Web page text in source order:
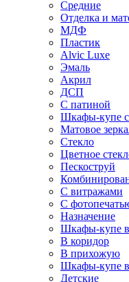
Средние
Отделка и
МДФ
Пластик
Alvic Luxe
Эмаль
Акрил
ДСП
С патиной
Шкафы-купе с
Матовое
Стекло
Цветное
Пескоструй
С витражами
С
Назначение
Шкафы-купе
В коридор
В прихожую
Шкафы-купе
Детские